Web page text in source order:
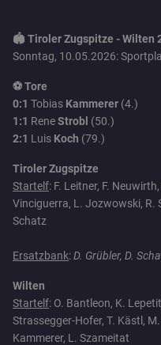
🏟️ Tiroler Zugspitze - Wilten
Sonntag, 10.05.2026:
⚽ Tore
0:1 Tobias Kammerer (4.)
1:1 ReneStrobl (50.)
2:1 Luis Koch (79.)
Tiroler Zugspitze
Startelf: F. Leitner, F.
Vinciguerra, L. Jozwowski, R.
Schatz
Ersatzbank:D. Grübler, D.
Wilten
Startelf: O. Bantleon, K.
Strassegger-Hofer, T. Kästl,
Kammerer, L. Szameitat